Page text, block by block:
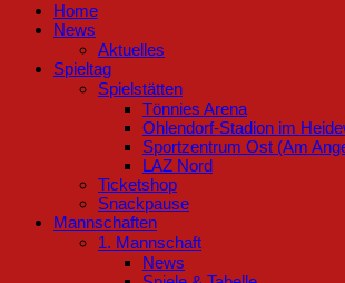
Home
News
Aktuelles
Spieltag
Spielstätten
Tönnies Arena
Ohlendorf-Stadion im
Sportzentrum Ost (Am
LAZ Nord
Ticketshop
Snackpause
Mannschaften
1. Mannschaft
News